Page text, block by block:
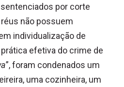
por corte
não possuem
individualização de
efetiva do crime de
”, foram condenados um
uma cozinheira, um